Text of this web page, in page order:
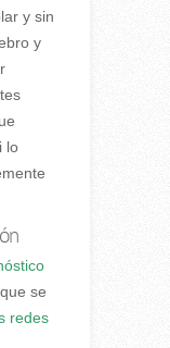
y sin
y
lo
se
redes